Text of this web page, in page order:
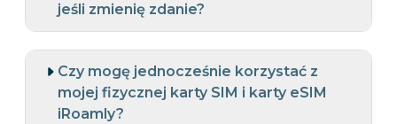
jeśli zmienię zdanie?
Czy mogę jednocześnie korzystać z
mojej fizycznej karty SIM i karty eSIM
iRoamly?